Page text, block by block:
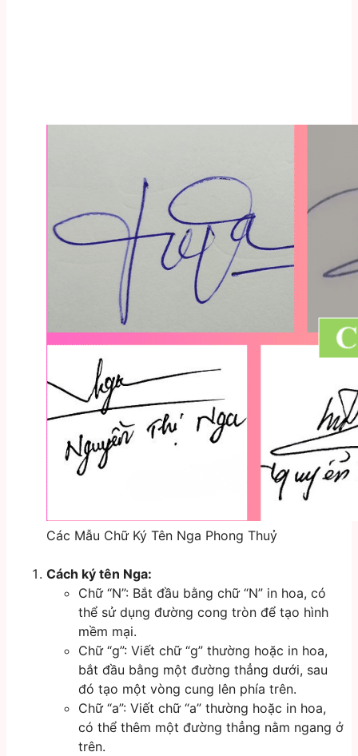
Các Mẫu Chữ Ký Tên Nga Phong Thuỷ
Cách ký tên Nga:
Chữ “N”: Bắt đầu bằng chữ “N” in hoa, có
thể sử dụng đường cong tròn để tạo hình
mềm mại.
Chữ “g”: Viết chữ “g” thường hoặc in hoa,
bắt đầu bằng một đường thẳng dưới, sau
đó tạo một vòng cung lên phía trên.
Chữ “a”: Viết chữ “a” thường hoặc in hoa,
có thể thêm một đường thẳng nằm ngang ở
trên.